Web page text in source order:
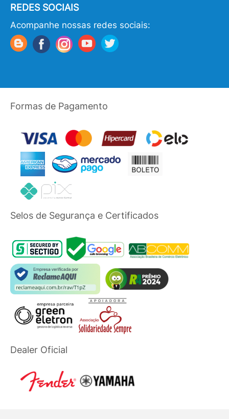
REDES SOCIAIS
Acompanhe nossas redes sociais:
Formas de Pagamento
Selos de Segurança e Certificados
Dealer Oficial